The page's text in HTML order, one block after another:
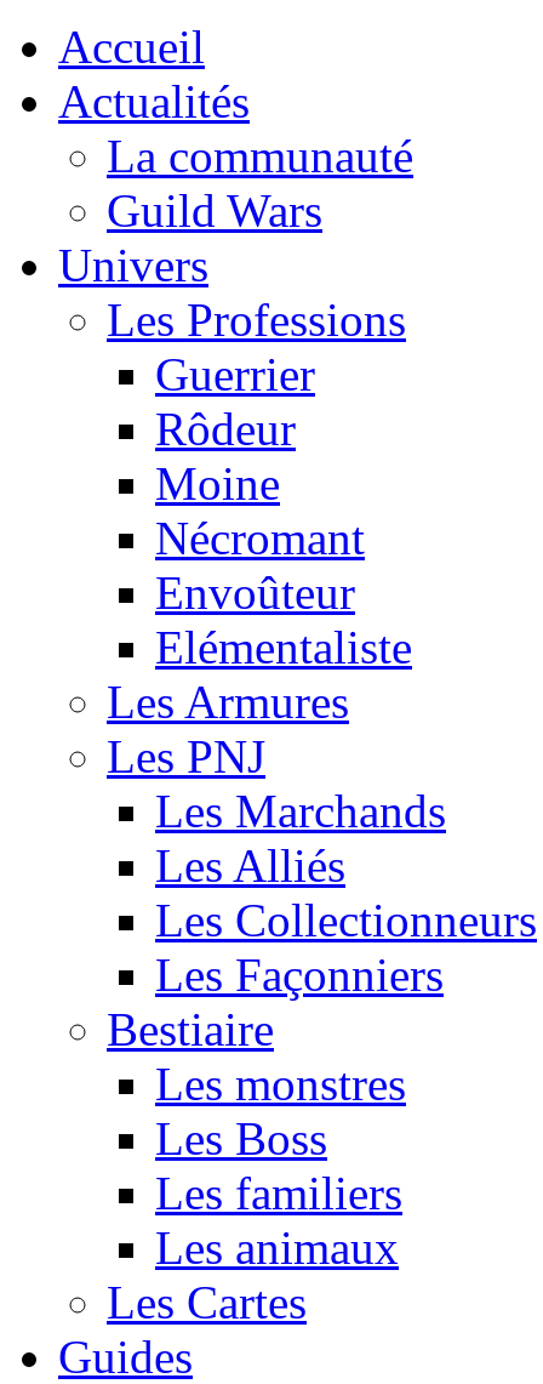
Accueil
Actualités
La communauté
Guild Wars
Univers
Les Professions
Guerrier
Rôdeur
Moine
Nécromant
Envoûteur
Elémentaliste
Les Armures
Les PNJ
Les Marchands
Les Alliés
Les Collectionneurs
Les Façonniers
Bestiaire
Les monstres
Les Boss
Les familiers
Les animaux
Les Cartes
Guides